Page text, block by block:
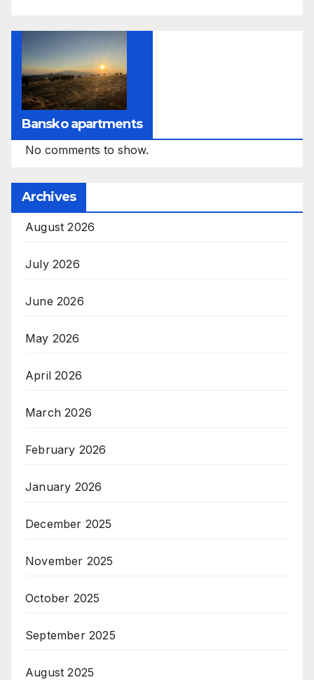
Bansko apartments
No comments to show.
Archives
August 2026
July 2026
June 2026
May 2026
April 2026
March 2026
February 2026
January 2026
December 2025
November 2025
October 2025
September 2025
August 2025